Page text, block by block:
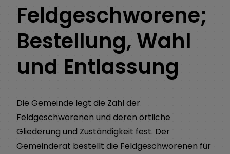
Feldgeschworene;
Bestellung, Wahl
und Entlassung
Die Gemeinde legt die Zahl der
Feldgeschworenen und deren örtliche
Gliederung und Zuständigkeit fest. Der
Gemeinderat bestellt die Feldgeschworenen für